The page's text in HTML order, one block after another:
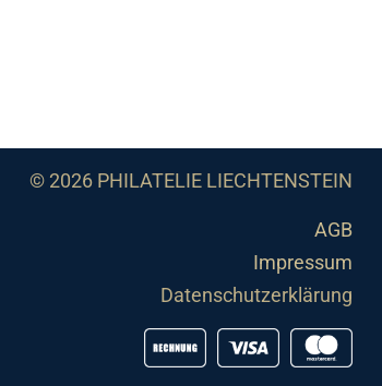
© 2026 PHILATELIE LIECHTENSTEIN
AGB
Impressum
Datenschutzerklärung